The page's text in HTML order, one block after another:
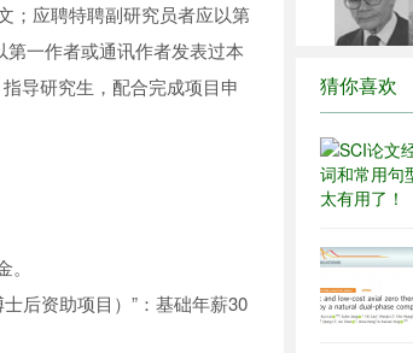
；应聘特聘副研究员者应以第
一作者或通讯作者发表过本
导研究生，配合完成项目申
后资助项目）”：基础年薪30
猜你喜欢